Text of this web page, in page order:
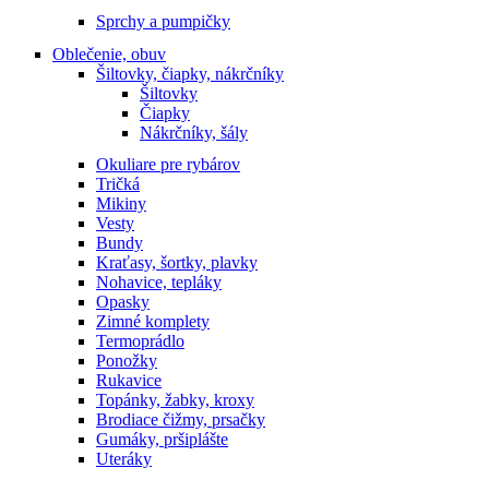
Sprchy a pumpičky
Oblečenie, obuv
Šiltovky, čiapky, nákrčníky
Šiltovky
Čiapky
Nákrčníky, šály
Okuliare pre rybárov
Tričká
Mikiny
Vesty
Bundy
Kraťasy, šortky, plavky
Nohavice, tepláky
Opasky
Zimné komplety
Termoprádlo
Ponožky
Rukavice
Topánky, žabky, kroxy
Brodiace čižmy, prsačky
Gumáky, pršiplášte
Uteráky